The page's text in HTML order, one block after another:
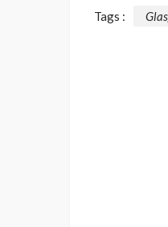
Tags :